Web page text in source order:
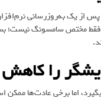
یک به‌روزرسانی
را
اما برخی عادت‌ها